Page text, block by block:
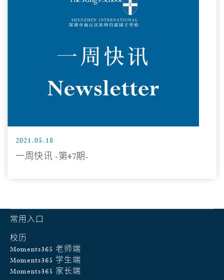
2021.05.18
一周快讯 -第47期-
常用入口
校历
Moments365 老师端
Moments365 学生端
Moments365 家长端